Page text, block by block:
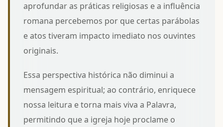
aprofundaras práticas religiosas e a influência
romana percebemos por que certas parábolas
e atos tiveram impacto imediato nos ouvintes
originais.
Essa perspectiva histórica não diminui a
mensagem espiritual; ao contrário, enriquece
nossa leitura e torna mais viva a Palavra,
permitindo que a igreja hoje proclame o